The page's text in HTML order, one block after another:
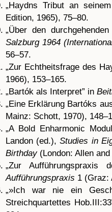
„Haydns Tribut an
Edition, 1965), 75–80.
„Über den
Salzburg 1964
56–57.
„Zur Echtheitsfrage des
1966), 153–165.
„Bartók als Interpret” in
„Eine Erklärung Bartóks
Mainz: Schott, 1970),
„A Bold Enharmonic
Landon (ed.),Studies in
Birthday (London: Allen
„Zur Aufführungspraxis
Aufführungspraxis 1 (Graz:
„»Ich war nie ein
Streichquartettes